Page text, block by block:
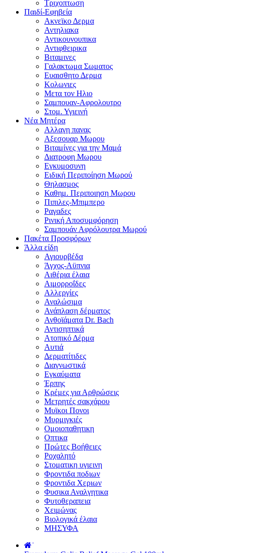
Τριχοπτωση
Παιδί-Εφηβεία
Ακνεϊκο Δερμα
Αντηλιακα
Αντικουνουπικα
Αντιφθειρικα
Βιταμινες
Γαλακτωμα Σωματος
Ευαισθητο Δερμα
Κολωνιες
Μετα τον Ηλιο
Σαμπουαν-Αφρολουτρο
Στομ. Υγιεινή
Νέα Μητέρα
Αλλαγη πανας
Αξεσουαρ Μωρου
Βιταμίνες για την Μαμά
Διατροφη Μωρου
Εγκυμοσυνη
Ειδική Περιποίηση Μωρού
Θηλασμος
Καθημ. Περιποιηση Μωρου
Πιπιλες-Μπιμπερο
Ραγαδες
Ρινική Αποσυμφόρηση
Σαμπουάν Αφρόλουτρα Μωρού
Πακέτα Προσφόρων
Άλλα είδη
Αγιουρβέδα
Άγχος-Αϋπνια
Αιθέρια έλαια
Αιμορροΐδες
Αλλεργίες
Αναλώσιμα
Ανάπλαση δέρματος
Ανθοϊάματα Dr. Bach
Αντισηπτικά
Ατοπικό Δέρμα
Αυτιά
Δερματίτιδες
Διαγνωστικά
Εγκαύματα
Έρπης
Κρέμες για Αρθρώσεις
Μετρητές σακχάρου
Μυϊκοι Πονοι
Μυρμιγκιές
Ομοιοπαθητικη
Οπτικα
Πρώτες Βοήθειες
Ροχαλητό
Στοματικη υγιεινη
Φροντιδα ποδιων
Φροντιδα Χεριων
Φυσικα Αναλγητικα
Φυτοθεραπεια
Χειμώνας
Βιολογικά έλαια
ΜΗΣΥΦΑ
˙